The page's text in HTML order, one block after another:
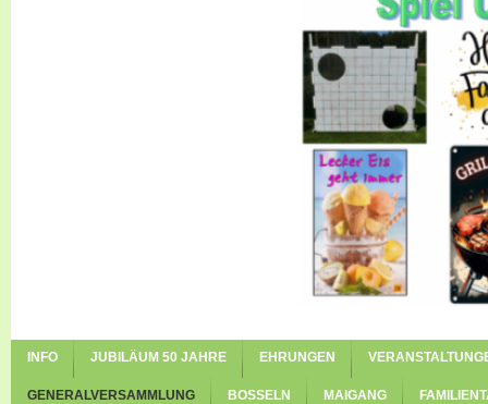
INFO JUBILÄUM 50 JAHRE EHRUNGEN
GENERALVERSAMMLUNG BOSSELN MAIGANG